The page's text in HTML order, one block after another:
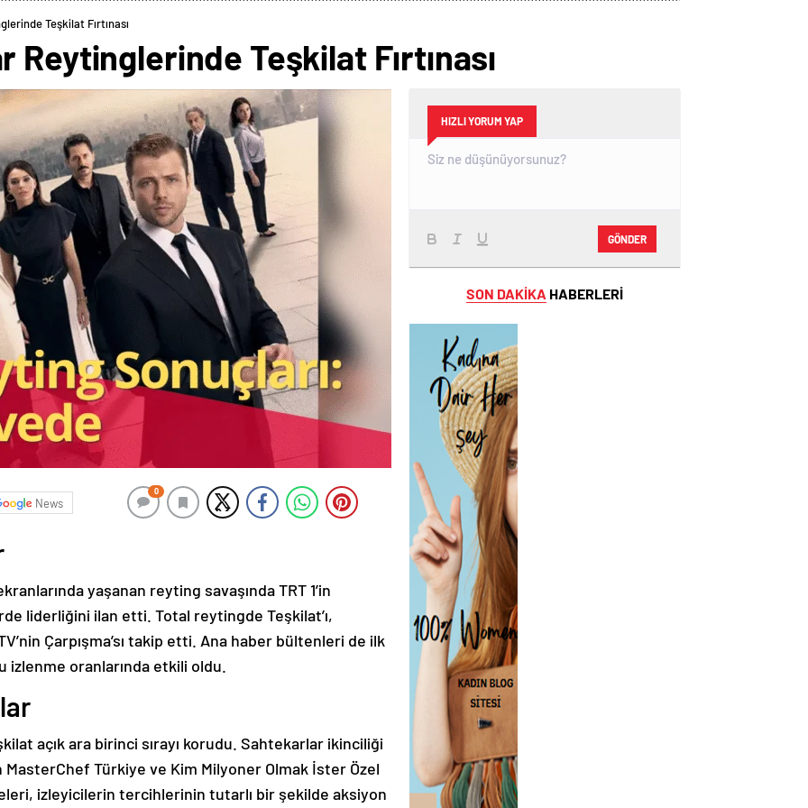
Teşkilat Fırtınası
Reytinglerinde Teşkilat Fırtınası
News
0
yaşanan reyting savaşında TRT 1’in
liderliğini ilan etti. Total reytingde Teşkilat’ı,
Çarpışma’sı takip etti. Ana haber bültenleri de ilk
izlenme oranlarında etkili oldu.
açık ara birinci sırayı korudu. Sahtekarlar ikinciliği
Türkiye ve Kim Milyoner Olmak İster Özel
izleyicilerin tercihlerinin tutarlı bir şekilde aksiyon
HIZLI YORUM YAP
GÖNDER
SON DAKİKA HABERLERİ